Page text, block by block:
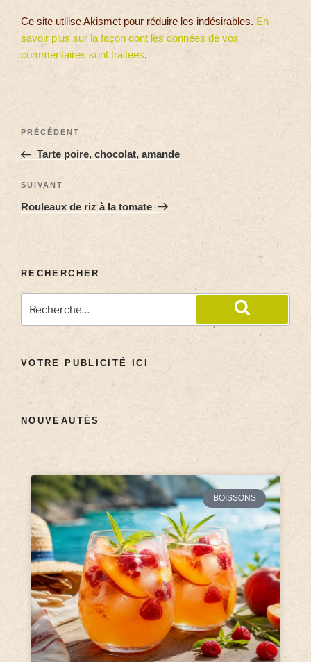
Ce site utilise Akismet pour réduire les indésirables. En
savoir plus sur la façon dont les données de vos
commentaires sont traitées.
PRÉCÉDENT
Tarte poire, chocolat, amande
SUIVANT
Rouleaux de riz à la tomate
RECHERCHER
VOTRE PUBLICITÉ ICI
NOUVEAUTÉS
BOISSONS